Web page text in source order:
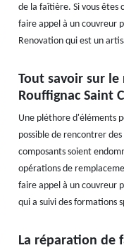
de la faîtière. Si vous êtes
faire appel à un couvreur
Renovation qui est un
Tout savoir sur
Rouffignac Saint
Une pléthore d'éléments
possible de rencontrer
composants soient
opérations de
faire appel à un couvreur
qui a suivi des formations
La réparation de